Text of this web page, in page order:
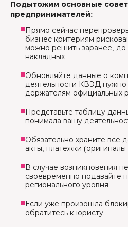
Подытожим основные
предпринимателей:
Прямо сейчас
бизнес критериям
можно решить заранее, до
накладных.
Обновляйте данные о
деятельности КВЭД нужно
держателям официальных
Представьте таблицу
понимала вашу
Обязательно храните все
акты, платежки
В случае возникновения
своевременно подавайте
регионального уровня.
Если уже произошла
обратитесь к юристу.